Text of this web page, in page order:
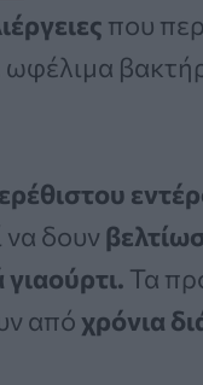
που
ωφέλιμα
να δουν
γιαούρτι. Τα
από χρόνια